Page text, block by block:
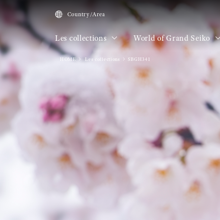
Country/Area
Les collections World of Grand Seiko
HOME Les collections SBGH341